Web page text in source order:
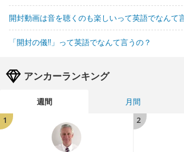
開封動画は音を聴くのも楽しいって英語でなんて
「開封の儀!!」って英語でなんて言うの？
アンカーランキング
週間 月間
1
2